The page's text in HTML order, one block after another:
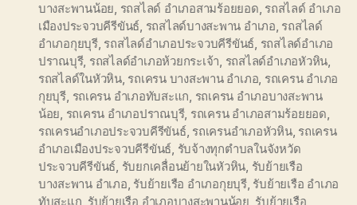
บางสะพานน้อย รถสไลด์ อำเภอสามร้อยยอด รถสไลด์ อำเภอ
เมืองประจวบคีรีขันธ์ รถสไลด์บางสะพาน อำเภอ รถสไลด์
อำเภอกุยบุรี, รถสไลด์อำเภอประจวบคีรีขันธ์ รถสไลด์อำเภอ
ปราณบุรี, รถสไลด์อำเภอห้วยกระเจ้า รถสไลด์อำเภอหัวหิน
รถสไลด์ในหัวหิน, รถเครน บางสะพาน อำเภอ รถเครน อำเภอ
กุยบุรี รถเครน อำเภอทับสะแก รถเครน อำเภอบางสะพาน
น้อย รถเครน อำเภอปราณบุรี, รถเครน อำเภอสามร้อยยอด
รถเครนอำเภอประจวบคีรีขันธ์, รถเครนอำเภอหัวหิน, รถเครน
อำเภอเมืองประจวบคีรีขันธ์ รับจ้างทุกตำบลในจังหวัด
ประจวบคีรีขันธ์ รับยกเคลื่อนย้ายในหัวหิน รับย้ายเรือ
บางสะพาน อำเภอ รับย้ายเรือ อำเภอกุยบุรี, รับย้ายเรือ อำเภอ
ทับสะแก รับย้ายเรือ อำเภอบางสะพานน้อย รับย้ายเรือ